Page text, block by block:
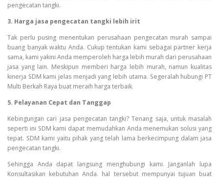
pengecatan tangki.
3. Harga jasa pengecatan tangki lebih irit
Tak perlu pusing menentukan perusahaan pengecatan murah sampai
buang banyak waktu Anda. Cukup tentukan kami sebagai partner kerja
sama, kami yakini Anda memperoleh harga lebih murah dari perusahaan
jasa yang lain. Meskipun memberi harga lebih murah, namun kualitas
kinerja SDM kami jelas menjadi yang lebih utama. Segeralah hubungi PT
Multi Berkah Raya buat meraih harga terbaik.
5. Pelayanan Cepat dan Tanggap
Kebingungan cari jasa pengecatan tangki? Tenang saja, untuk masalah
seperti ini SDM kami dapat memudahkan Anda menemukan solusi yang
tepat. SDM kami yaitu pihak yang telah lama berkecimpung dalam jasa
pengecatan tangki.
Sehingga Anda dapat langsung menghubungi kami. Janganlah lupa
Konsultasikan kebutuhan Anda. hal tersebut mempunyai tujuan buat